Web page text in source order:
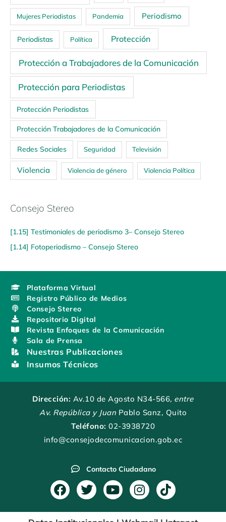
Mujeres Periodistas Pandemia Periodismo
Periodistas Política Protección
Protección a Trabajadores de la Comunicación
Protección para Periodistas
Protección Periodistas
Protección Trabajadores de la Comunicación
Redes Sociales Seguridad Televisión
Violencia Violencia de género Violencia Política
Consejo Stereo
[1.15] Testimoniales de periodismo 3– Consejo Stereo
[1.14] Fotoperiodismo – Consejo Stereo
Plataforma Virtual
Registro Público de Medios
Consejo Stereo
Repositorio Digital
Revista Enfoques de la Comunicación
Sala de Prensa
Nuestras Publicaciones
Insumos Técnicos
Dirección: Av.10 de Agosto N34-566, entre
Av. República y Juan Pablo Sanz, Quito
Teléfono: 02-3938720
info@consejodecomunicacion.gob.ec
Contacto Ciudadano
F
a
c
T
w
i
Y
o
u
I
n
s
T
i
k